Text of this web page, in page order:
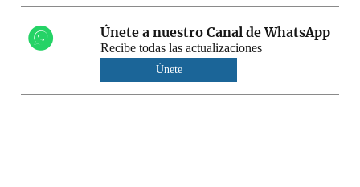
Únete a nuestro Canal de WhatsApp
Recibe todas las actualizaciones
Únete